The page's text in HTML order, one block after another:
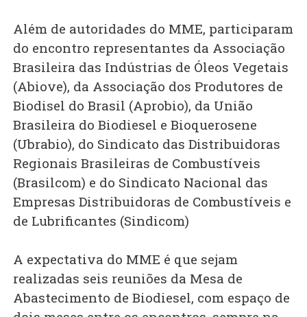
Além de autoridades do MME, participaram
do encontro representantes da Associação
Brasileira das Indústrias de Óleos Vegetais
(Abiove), da Associação dos Produtores de
Biodisel do Brasil (Aprobio), da União
Brasileira do Biodiesel e Bioquerosene
(Ubrabio), do Sindicato das Distribuidoras
Regionais Brasileiras de Combustíveis
(Brasilcom) e do Sindicato Nacional das
Empresas Distribuidoras de Combustíveis e
de Lubrificantes (Sindicom)
A expectativa do MME é que sejam
realizadas seis reuniões da Mesa de
Abastecimento de Biodiesel, com espaço de